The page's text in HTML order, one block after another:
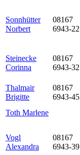
Sonnhütter
Norbert
08167
6943-22
Steinecke
Corinna
08167
6943-32
Thalmair
Brigitte
08167
6943-45
Toth Marlene
Vogl
Alexandra
08167
6943-39